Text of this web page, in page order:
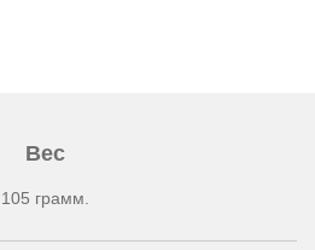
Вес
105 грамм.